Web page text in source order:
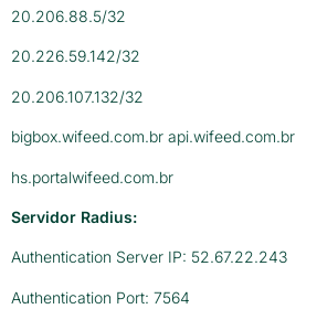
20.206.88.5/32
20.226.59.142/32
20.206.107.132/32
bigbox.wifeed.com.br api.wifeed.com.br
hs.portalwifeed.com.br
Servidor Radius:
Authentication Server IP: 52.67.22.243
Authentication Port: 7564